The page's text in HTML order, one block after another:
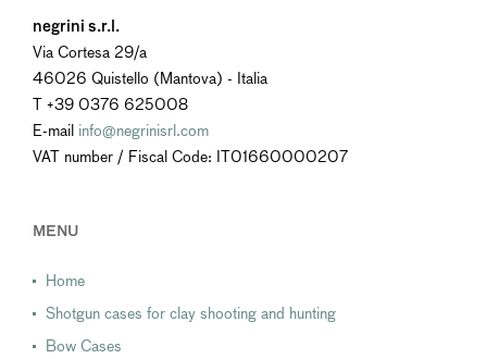
negrini s.r.l.
Via Cortesa 29/a
46026 Quistello (Mantova) - Italia
T +39 0376 625008
E-mail info@negrinisrl.com
VAT number / Fiscal Code: IT01660000207
MENU
Home
Shotgun cases for clay shooting and hunting
Bow Cases